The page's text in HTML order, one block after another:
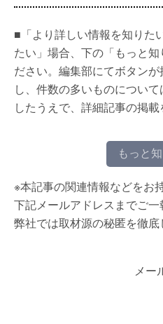
■「より詳しい情報を知りた
たい」場合、下の「もっと
ださい。編集部にてボタン
し、件数の多いものについ
したうえで、詳細記事の掲載
もっと
※本記事の関連情報などをお
下記メールアドレスまでご一
弊社では取材源の秘匿を徹底
メー